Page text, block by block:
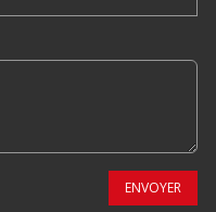
ENVOYER